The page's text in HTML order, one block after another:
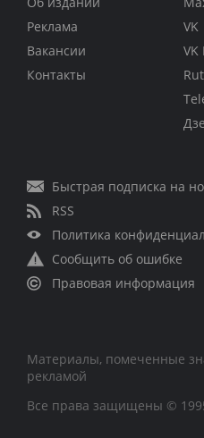
Реклама
Вакансии
Контакты
VK
VK
Быстрая подписка на
RSS
Политика
Сообщить об ошибке
Правовая информация
Материалы, помеченные
рекламой
Все права защищены ©